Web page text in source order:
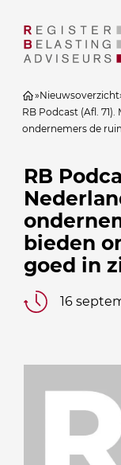
»Nieuwsoverzicht
RB Podcast (Afl.
ondernemers de
RB
bieden
goed in
16